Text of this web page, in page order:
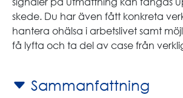
skede. Du har även fått konkreta
hantera ohälsa i arbetslivet samt
få lyfta och ta del av case från
Sammanfattning